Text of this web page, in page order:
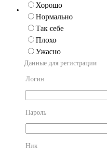
•
Хорошо
Нормально
Так себе
Плохо
Ужасно
Данные для регистрации
Логин
Пароль
Ник